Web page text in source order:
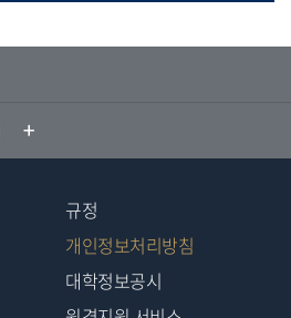
규정
개인정보처리방침
대학정보공시